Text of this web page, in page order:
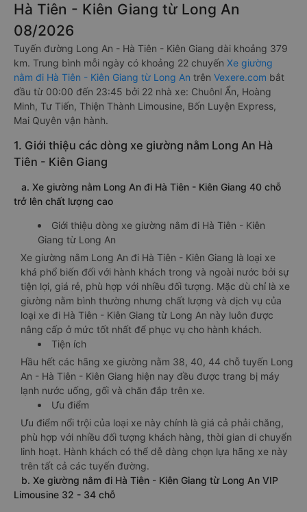
Hà Tiên - Kiên Giang từ Long An
08/2026
Tuyến đường Long An - Hà Tiên - Kiên Giang dài khoảng 379
km. Trung bình mỗi ngày có khoảng 22 chuyến Xe giường
nằm đi Hà Tiên - Kiên Giang từ Long An trên Vexere.com bắt
đầu từ 00:00 đến 23:45 bởi 22 nhà xe: Chuônl Ẩn, Hoàng
Minh, Tư Tiến, Thiện Thành Limousine, Bốn Luyện Express,
Mai Quyên vận hành.
1. Giới thiệu các dòng xe giường nằm Long An Hà
Tiên - Kiên Giang
a. Xe giường nằm Long An đi Hà Tiên - Kiên Giang 40 chỗ
trở lên chất lượng cao
Giới thiệu dòng xe giường nằm đi Hà Tiên - Kiên
Giang từ Long An
Xe giường nằm Long An đi Hà Tiên - Kiên Giang là loại xe
khá phổ biến đối với hành khách trong và ngoài nước bởi sự
tiện lợi, giá rẻ, phù hợp với nhiều đối tượng. Mặc dù chỉ là xe
giường nằm bình thường nhưng chất lượng và dịch vụ của
loại xe đi Hà Tiên - Kiên Giang từ Long An này luôn được
nâng cấp ở mức tốt nhất để phục vụ cho hành khách.
Tiện ích
Hầu hết các hãng xe giường nằm 38, 40, 44 chỗ tuyến Long
An - Hà Tiên - Kiên Giang hiện nay đều được trang bị máy
lạnh nước uống, gối và chăn đắp trên xe.
Ưu điểm
Ưu điểm nổi trội của loại xe này chính là giá cả phải chăng,
phù hợp với nhiều đối tượng khách hàng, thời gian di chuyển
linh hoạt. Hành khách có thể dễ dàng chọn lựa hãng xe này
trên tất cả các tuyến đường.
b. Xe giường nằm đi Hà Tiên - Kiên Giang từ Long An VIP
Limousine 32 - 34 chỗ